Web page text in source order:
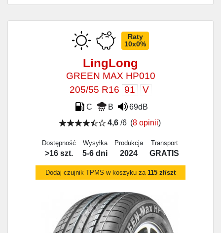
Raty
10x0%
LingLong
GREEN MAX HP010
205/55 R16 91 V
C B
69dB
4,6 /6 (8 opinii)
Dostępność
>16 szt.
Wysyłka
5-6 dni
Produkcja
2024
Transport
GRATIS
Dodaj czujnik TPMS w koszyku za 115 zł/szt